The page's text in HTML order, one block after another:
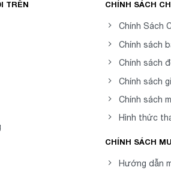
TRÊN CHÍNH SÁCH
Chính Sách
Chính sách
Chính sách
Chính sách
Chính sách
Hình thức
CHÍNH SÁCH
Hướng dẫn